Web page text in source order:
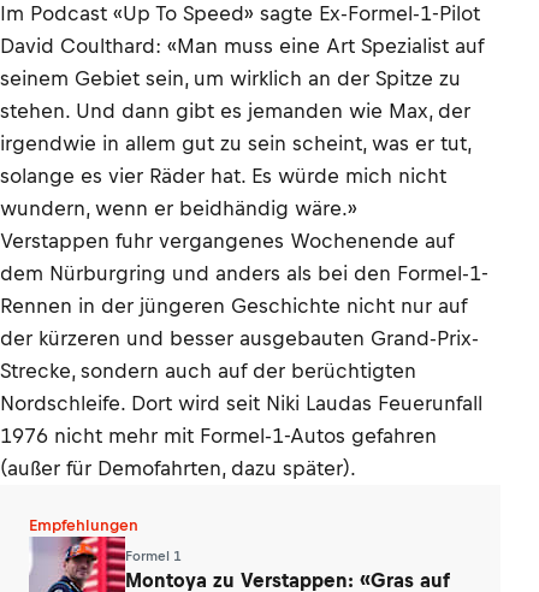
Im Podcast «Up To Speed» sagte Ex-Formel-1-Pilot
David Coulthard: «Man muss eine Art Spezialist auf
seinem Gebiet sein, um wirklich an der Spitze zu
stehen. Und dann gibt es jemanden wie Max, der
irgendwie in allem gut zu sein scheint, was er tut,
solange es vier Räder hat. Es würde mich nicht
wundern, wenn er beidhändig wäre.»
Verstappen fuhr vergangenes Wochenende auf
dem Nürburgring und anders als bei den Formel-1-
Rennen in der jüngeren Geschichte nicht nur auf
der kürzeren und besser ausgebauten Grand-Prix-
Strecke, sondern auch auf der berüchtigten
Nordschleife. Dort wird seit Niki Laudas Feuerunfall
1976 nicht mehr mit Formel-1-Autos gefahren
(außer für Demofahrten, dazu später).
Empfehlungen
Formel 1
Montoya zu Verstappen: «Gras auf